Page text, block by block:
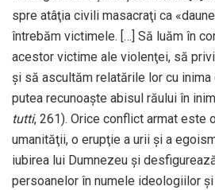
spre atâţia civili masacraţi ca
întrebăm victimele. […] Să luăm în
acestor victime ale violenţei, să
și să ascultăm relatările lor cu
putea recunoaște abisul răului în
tutti, 261). Orice conflict armat este
umanităţii, o erupţie a urii și a
iubirea lui Dumnezeu și
persoanelor în numele ideologiilor